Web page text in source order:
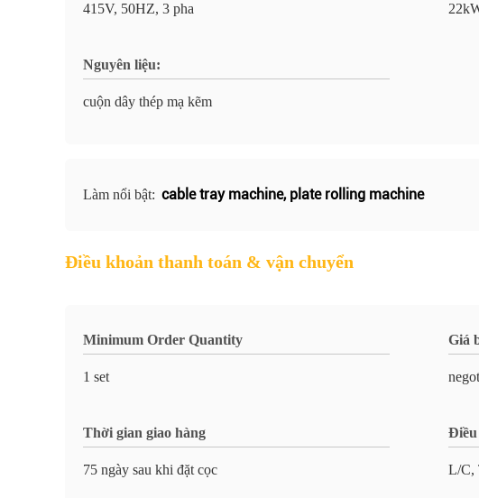
415V, 50HZ, 3 pha
Nguyên liệu:
cuộn dây thép mạ kẽm
Làm nổi bật: cable tray machine, plate rolling machine
Điều khoản thanh toán & vận chuyển
Minimum Order Quantity
1 set
Giá
Thời gian giao hàng
75 ngày sau khi đặt cọc
Điều
L/C,